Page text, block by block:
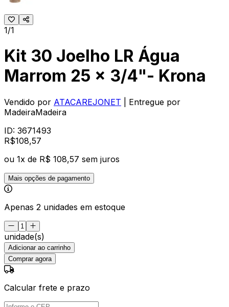
1/1
Kit 30 Joelho LR Água
Marrom 25 x 3/4"- Krona
Vendido por ATACAREJONET
| Entregue por
MadeiraMadeira
ID: 3671493
R$108,57
ou 1x de R$ 108,57 sem juros
Mais opções de pagamento
Apenas 2 unidades em estoque
unidade(s)
Adicionar ao carrinho
Comprar agora
Calcular frete e prazo